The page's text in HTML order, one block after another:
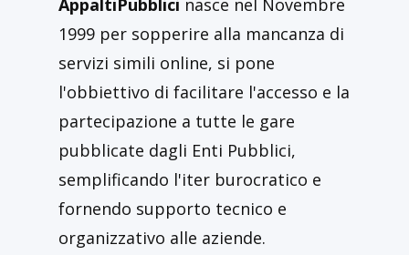
AppaltiPubblici nasce nel Novembre
1999 per sopperire alla mancanza di
servizi simili online, si pone
l'obbiettivo di facilitare l'accesso e la
partecipazione a tutte le gare
pubblicate dagli Enti Pubblici,
semplificando l'iter burocratico e
fornendo supporto tecnico e
organizzativo alle aziende.